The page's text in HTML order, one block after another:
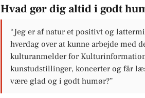
Hvad gør dig altid i godt
“Jeg er af natur et positivt og
hverdag over at kunne arbejde med
kulturanmelder for
kunstudstillinger, koncerter og får
være glad og i godt humør?”